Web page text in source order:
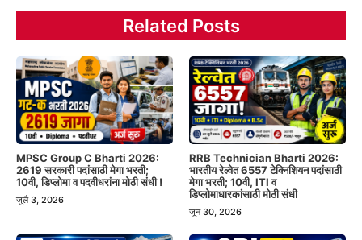
Related Posts
MPSC Group C Bharti 2026:
2619 सरकारी पदांसाठी मेगा भरती;
10वी, डिप्लोमा व पदवीधरांना मोठी संधी !
जुलै 3, 2026
RRB Technician Bharti 2026:
भारतीय रेल्वेत 6557 टेक्निशियन पदांसाठी
मेगा भरती; 10वी, ITI व
डिप्लोमाधारकांसाठी मोठी संधी
जून 30, 2026